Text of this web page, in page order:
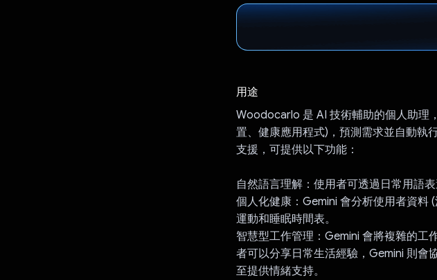
用途
Woodocarlo 是 AI 技術輔助的個人助理
置、健康應用程式)，預測需求並自動執
支援，可提供以下功能：
自然語言理解：使用者可透過日常用語
個人化健康：Gemini 會分析使用者資料
運動和睡眠時間表。
智慧型工作管理：Gemini 會將複雜的工
者可以分享日常生活經驗，Gemini 則會
至提供情緒支持。